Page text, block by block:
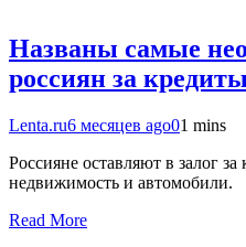
Названы самые
россиян за кредиты
Lenta.ru6 месяцев ago01 mins
Россияне оставляют в залог
недвижимость и автомобили.
Read More